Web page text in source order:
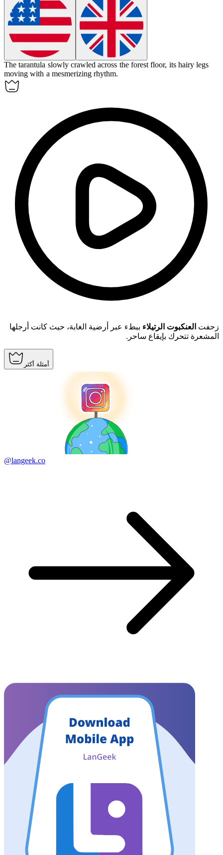
Thetarantula slowly crawled across the forest floor, its hairy legs
moving with a mesmerizing rhythm.
زحفت العنكبوت الرتيلاء ببطء عبر أرضية الغابة، حيث كانت أرجلها
المشعرة تتحرك بإيقاع ساحر.
أمثلة أكثر
@langeek.co